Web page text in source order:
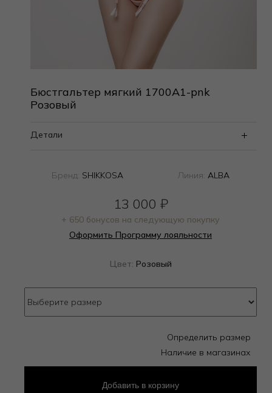
Бюстгальтер мягкий 1700A1-pnk
Розовый
Детали
Бренд: SHIKKOSA Линия:ALBA
13 000 ₽
+ 650 бонусов на следующую покупку
Оформить Программу лояльности
Цвет: Розовый
Определить размер
Наличие в магазинах
Добавить в корзину